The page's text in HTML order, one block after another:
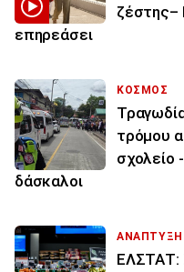
ζέστης–
επηρεάσει
ΚΟΣΜΟΣ
τρόμου
σχολείο
δάσκαλοι
ΑΝΑΠΤΥΞΗ
ΕΛΣΤΑΤ: